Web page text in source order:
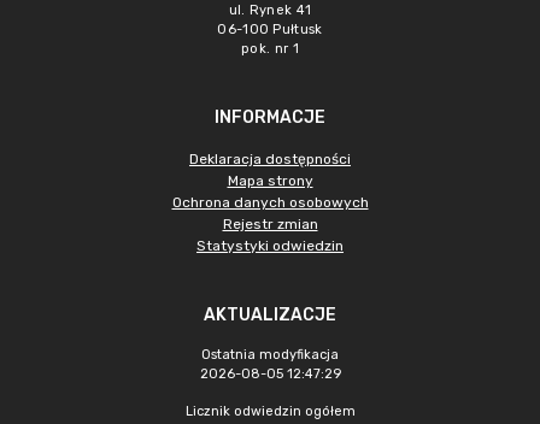
ul. Rynek 41
06-100 Pułtusk
pok. nr 1
INFORMACJE
Deklaracja dostępności
Mapa strony
Ochrona danych osobowych
Rejestr zmian
Statystyki odwiedzin
AKTUALIZACJE
Ostatnia modyfikacja
2026-08-05 12:47:29
Licznik odwiedzin ogółem